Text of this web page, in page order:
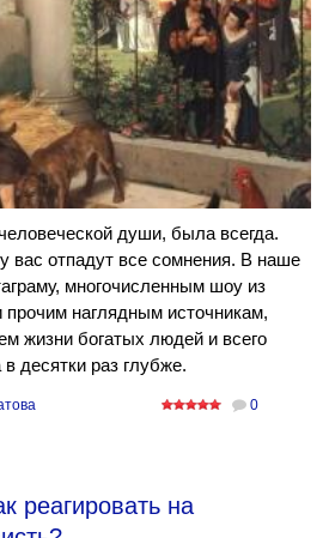
души, была всегда.
отпадут все сомнения. В наше
многочисленным шоу из
прочим наглядным источникам,
жизни богатых людей и всего
десятки раз глубже.
0
реагировать на